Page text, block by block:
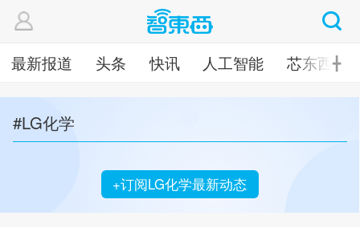
最新报道 头条 快讯 人工智能 芯东西 ╋
#LG化学
+订阅LG化学最新动态